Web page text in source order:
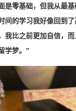
是零基础，但我从最基
间的学习我好像回到
我比之前更加自信，而
学梦。”